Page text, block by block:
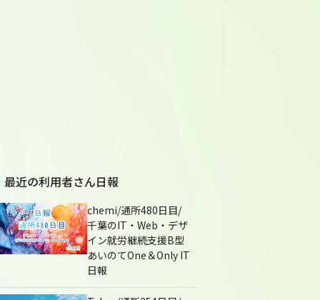
最近の利用者さん日報
chemi/通所480日目/
千葉のIT・Web・デザ
イン就労継続支援B型
あいのてOne＆Only IT
日報